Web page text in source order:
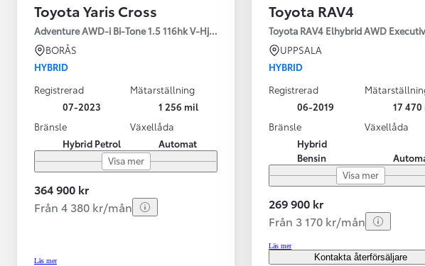
Easy Billån
Toyota GR Supra
BENSIN
Toyota Yaris Cross
Adventure AWD-i Bi-Tone 1.5 116hk V-Hjul Drag JBL
BORÅS
HYBRID
Registrerad
07-2023
Mätarställning
1 256 mil
Bränsle
Hybrid Petrol
Växellåda
Automat
Visa mer
364 900 kr
Från 4 380 kr/mån
Läs mer
Toyota RAV4
Toyota RAV4 Elhybrid AWD
UPPSALA
HYBRID
Registrerad
06-2019
17
Bränsle
Hybrid
Bensin
Växellåda
Visa mer
269 900 kr
Från 3 170 kr/mån
Läs mer
Kontakta återförsäljare